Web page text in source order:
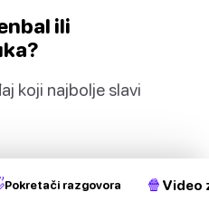
ili
koji najbolje slavi
skupljanje žireva?
Pokretači razgovora 🍿 Video